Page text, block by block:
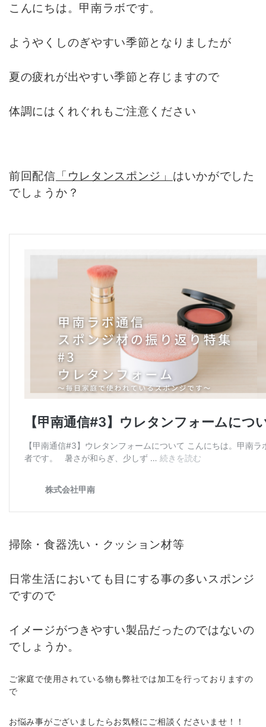
こんにちは。甲南ラボです。
ようやくしのぎやすい季節となりましたが
夏の疲れが出やすい季節と存じますので
体調にはくれぐれもご注意ください
前回配信 「ウレタンスポンジ」 はいかがでした
でしょうか？
掃除・食器洗い・クッション材等
日常生活においても目にする事の多いスポンジ
ですので
イメージがつきやすい製品だったのではないの
でしょうか。
ご家庭で使用されている物も弊社では加工を行っておりますの
で
お悩み事がございましたらお気軽にご相談くださいませ！！